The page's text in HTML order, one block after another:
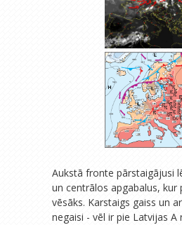
Aukstā fronte pārstaigājusi
un centrālos apgabalus, kur
vēsāks. Karstaigs gaiss un
negaisi - vēl ir pie Latvijas A